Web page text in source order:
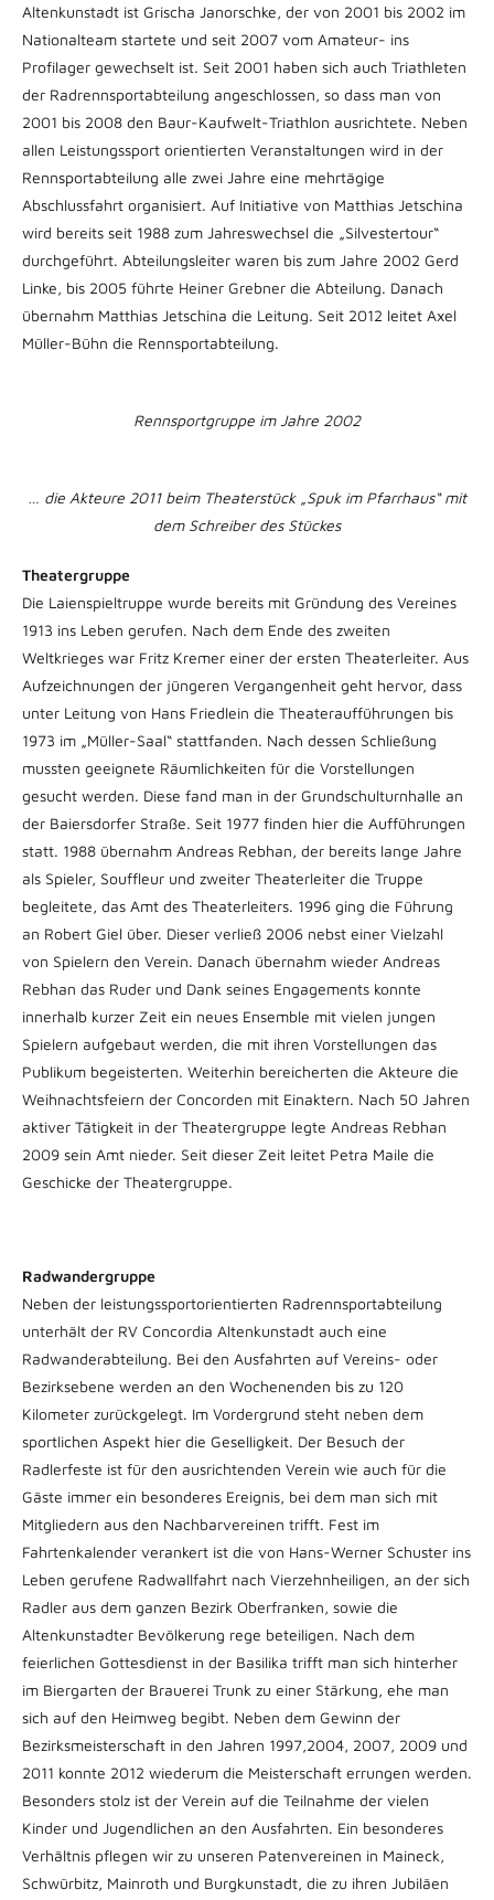
Altenkunstadt ist Grischa Janorschke, der von 2001 bis 2002 im
Nationalteam startete und seit 2007 vom Amateur- ins
Profilager gewechselt ist. Seit 2001 haben sich auch Triathleten
der Radrennsportabteilung angeschlossen, so dass man von
2001 bis 2008 den Baur-Kaufwelt-Triathlon ausrichtete. Neben
allen Leistungssport orientierten Veranstaltungen wird in der
Rennsportabteilung alle zwei Jahre eine mehrtägige
Abschlussfahrt organisiert. Auf Initiative von Matthias Jetschina
wird bereits seit 1988 zum Jahreswechsel die „Silvestertour“
durchgeführt. Abteilungsleiter waren bis zum Jahre 2002 Gerd
Linke, bis 2005 führte Heiner Grebner die Abteilung. Danach
übernahm Matthias Jetschina die Leitung. Seit 2012 leitet Axel
Müller-Bühn die Rennsportabteilung.
Rennsportgruppe im Jahre 2002
… die Akteure 2011 beim Theaterstück „Spuk im Pfarrhaus“ mit
dem Schreiber des Stückes
Theatergruppe
Die Laienspieltruppe wurde bereits mit Gründung des Vereines
1913 ins Leben gerufen. Nach dem Ende des zweiten
Weltkrieges war Fritz Kremer einer der ersten Theaterleiter. Aus
Aufzeichnungen der jüngeren Vergangenheit geht hervor, dass
unter Leitung von Hans Friedlein die Theateraufführungen bis
1973 im „Müller-Saal“ stattfanden. Nach dessen Schließung
mussten geeignete Räumlichkeiten für die Vorstellungen
gesucht werden. Diese fand man in der Grundschulturnhalle an
der Baiersdorfer Straße. Seit 1977 finden hier die Aufführungen
statt. 1988 übernahm Andreas Rebhan, der bereits lange Jahre
als Spieler, Souffleur und zweiter Theaterleiter die Truppe
begleitete, das Amt des Theaterleiters. 1996 ging die Führung
an Robert Giel über. Dieser verließ 2006 nebst einer Vielzahl
von Spielern den Verein. Danach übernahm wieder Andreas
Rebhan das Ruder und Dank seines Engagements konnte
innerhalb kurzer Zeit ein neues Ensemble mit vielen jungen
Spielern aufgebaut werden, die mit ihren Vorstellungen das
Publikum begeisterten. Weiterhin bereicherten die Akteure die
Weihnachtsfeiern der Concorden mit Einaktern. Nach 50 Jahren
aktiver Tätigkeit in der Theatergruppe legte Andreas Rebhan
2009 sein Amt nieder. Seit dieser Zeit leitet Petra Maile die
Geschicke der Theatergruppe.
Radwandergruppe
Neben der leistungssportorientierten Radrennsportabteilung
unterhält der RV Concordia Altenkunstadt auch eine
Radwanderabteilung. Bei den Ausfahrten auf Vereins- oder
Bezirksebene werden an den Wochenenden bis zu 120
Kilometer zurückgelegt. Im Vordergrund steht neben dem
sportlichen Aspekt hier die Geselligkeit. Der Besuch der
Radlerfeste ist für den ausrichtenden Verein wie auch für die
Gäste immer ein besonderes Ereignis, bei dem man sich mit
Mitgliedern aus den Nachbarvereinen trifft. Fest im
Fahrtenkalender verankert ist die von Hans-Werner Schuster ins
Leben gerufene Radwallfahrt nach Vierzehnheiligen, an der sich
Radler aus dem ganzen Bezirk Oberfranken, sowie die
Altenkunstadter Bevölkerung rege beteiligen. Nach dem
feierlichen Gottesdienst in der Basilika trifft man sich hinterher
im Biergarten der Brauerei Trunk zu einer Stärkung, ehe man
sich auf den Heimweg begibt. Neben dem Gewinn der
Bezirksmeisterschaft in den Jahren 1997,2004, 2007, 2009 und
2011 konnte 2012 wiederum die Meisterschaft errungen werden.
Besonders stolz ist der Verein auf die Teilnahme der vielen
Kinder und Jugendlichen an den Ausfahrten. Ein besonderes
Verhältnis pflegen wir zu unseren Patenvereinen in Maineck,
Schwürbitz, Mainroth und Burgkunstadt, die zu ihren Jubiläen